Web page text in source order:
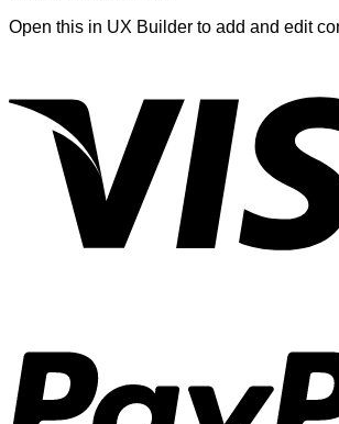
Open this in UX Builder to add and edit